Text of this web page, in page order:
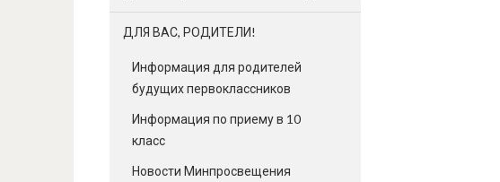
ДЛЯ ВАС, РОДИТЕЛИ!
Информация для родителей
будущих первоклассников
Информация по приему в 10
класс
Новости Минпросвещения